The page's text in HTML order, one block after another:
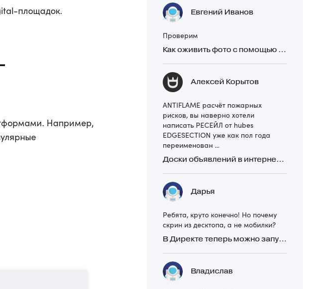
площадок.
Например,
Евгений Иванов
Проверим
Как оживить фото с помощью нейросетей в 2026 году: 17 бесплатных онлайн-сервисов, приложений и ботов
Алексей Корытов
ANTIFLAME расчёт пожарных
рисков, вы наверно хотели
написать РЕСЕЙЛ от hubes
EDGESECTION уже как пол года
переименован ...
Доски объявлений в интернете: какие лучше и безопаснее? Сравниваем 5 популярных
Дарья
Ребята, круто конечно! Но почему
скрин из десктопа, а не мобилки?
В Директе теперь можно запускать Премиум-билборд для мобильных устройств
Владислав